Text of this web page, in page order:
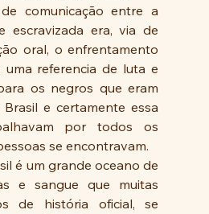
comunicação entre a
escravizada era, via de
oral, o enfrentamento
uma referencia de luta e
os negros que eram
e certamente essa
por todos os
se encontravam.
é um grande oceano de
e sangue que muitas
de história oficial, se